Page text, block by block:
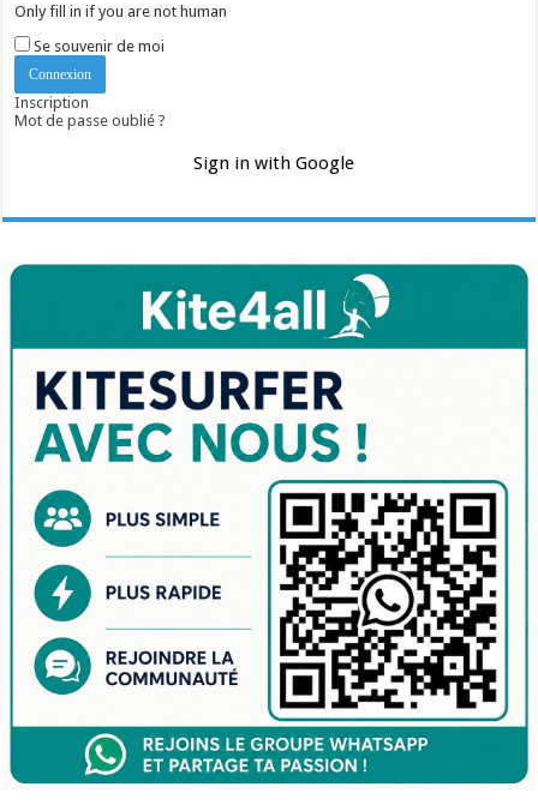
Only fill in if you are not human
Se souvenir de moi
Inscription
Mot de passe oublié ?
Sign in with Google